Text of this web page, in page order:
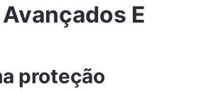
E
proteção